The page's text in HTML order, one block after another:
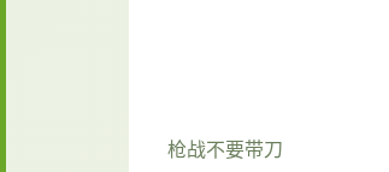
枪战不要带刀